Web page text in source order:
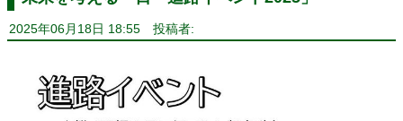
2025年06月18日 18:55 投稿者: